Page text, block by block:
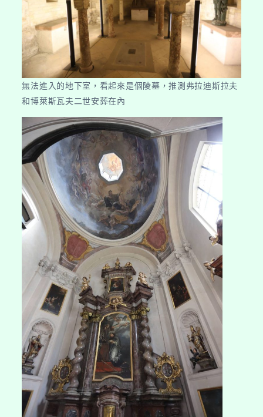
無法進入的地下室，看起來是個陵墓，推測弗拉迪斯拉夫
和博萊斯瓦夫二世安葬在內